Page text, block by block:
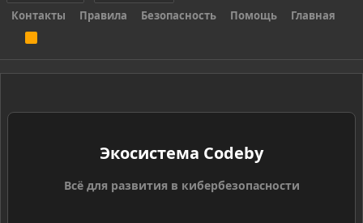
Контакты
Правила Безопасность Помощь Главная
S
Экосистема Codeby
Всё для развития в кибербезопасности